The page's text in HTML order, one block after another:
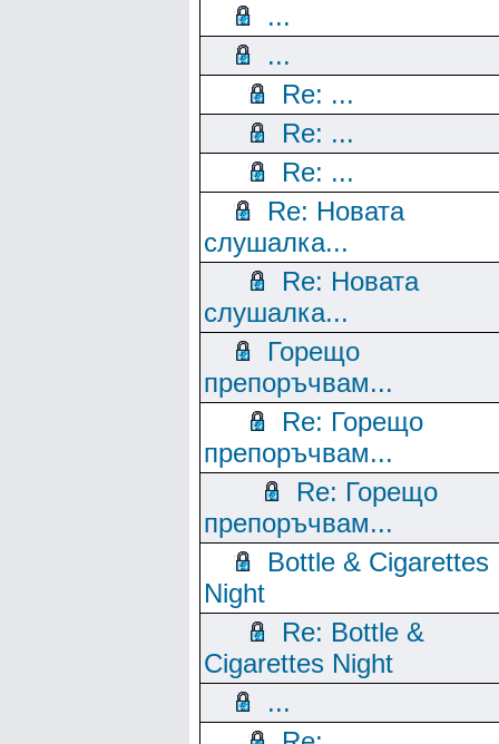
...
...
Re: ...
Re: ...
Re: ...
Re: Новата
слушалка...
Re: Новата
слушалка...
Горещо
препоръчвам...
Re: Горещо
препоръчвам...
Re: Горещо
препоръчвам...
Bottle & Cigarettes
Night
Re: Bottle &
Cigarettes Night
...